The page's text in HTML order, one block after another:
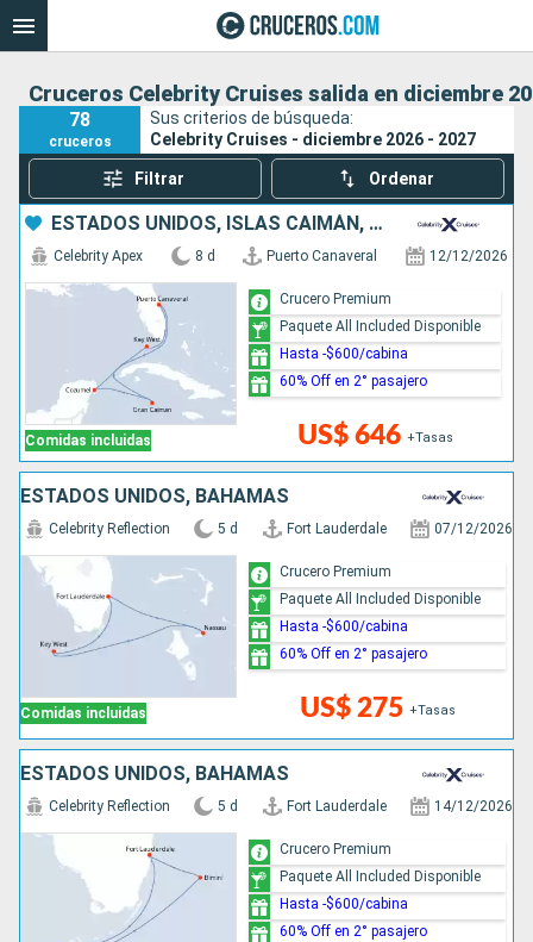
Cruceros Celebrity Cruises salida en diciembre
78
cruceros
Sus criterios de búsqueda:
Celebrity Cruises - diciembre 2026 - 2027
Filtrar Ordenar
ESTADOS UNIDOS, ISLAS CAIMÁN, MÉXICO
Comidas incluidas
Celebrity Apex 8 d Puerto Canaveral 12/12/2026
US$ 646 +Tasas
Crucero Premium
Paquete All Included Disponible
Hasta -$600/cabina
60% Off en 2° pasajero
ESTADOS UNIDOS, BAHAMAS
Comidas incluidas
Celebrity Reflection 5 d Fort Lauderdale 07/12/2026
US$ 275 +Tasas
Crucero Premium
Paquete All Included Disponible
Hasta -$600/cabina
60% Off en 2° pasajero
ESTADOS UNIDOS, BAHAMAS
Celebrity Reflection 5 d Fort Lauderdale 14/12/2026
Crucero Premium
Paquete All Included Disponible
Hasta -$600/cabina
60% Off en 2° pasajero